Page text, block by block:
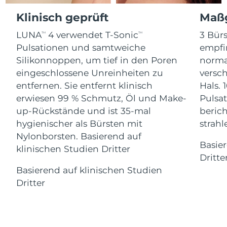
Klinisch geprüft
LUNATM 4 verwendet T-SonicTM
Pulsationen und samtweiche
Silikonnoppen, um tief in den Poren
eingeschlossene Unreinheiten zu
entfernen. Sie entfernt klinisch
erwiesen 99 % Schmutz, Öl und Make-
up-Rückstände und ist 35-mal
hygienischer als Bürsten mit
Nylonborsten. Basierend auf
klinischen Studien Dritter
Basierend auf klinischen Studien
Dritter
3
Hals.
For healthy hair
Kosmetik
Kaufe alles
FOREO APP
ÜBER
Isle of Man 11/8/26
Israel Erwartete Lieferung 13/8/26
Italien Erwartete Lieferung
Japan Erwartete Lieferung
Jersey Erwartete Lieferung 14/8/26
Kasachstan Erwartete Lieferung
9/8/26
Lettland